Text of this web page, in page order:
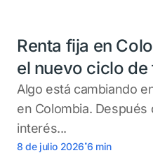
Renta fija en
el nuevo ciclo de
Algo está cambiando
en Colombia.
interés...
8 de julio 2026.6 min